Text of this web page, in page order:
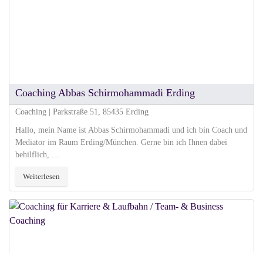
Coaching Abbas Schirmohammadi Erding
Coaching | Parkstraße 51, 85435 Erding
Hallo, mein Name ist Abbas Schirmohammadi und ich bin Coach und
Mediator im Raum Erding/München. Gerne bin ich Ihnen dabei
behilflich, ...
Weiterlesen